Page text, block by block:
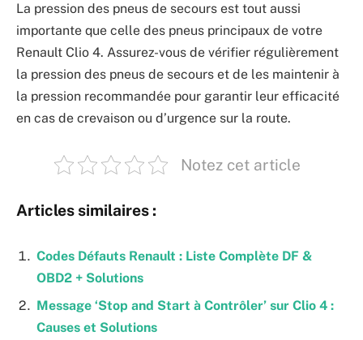
La pression des pneus de secours est tout aussi
importante que celle des pneus principaux de votre
Renault Clio 4. Assurez-vous de vérifier régulièrement
la pression des pneus de secours et de les maintenir à
la pression recommandée pour garantir leur efficacité
en cas de crevaison ou d’urgence sur la route.
Notez cet article
Articles similaires :
Codes Défauts Renault : Liste Complète DF &
OBD2 + Solutions
Message ‘Stop and Start à Contrôler’ sur Clio 4 :
Causes et Solutions